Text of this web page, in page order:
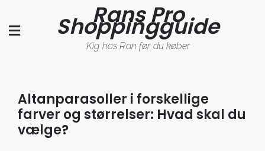
content
Rans Pro
Shoppingguide
Kig hos Ran før du køber
Altanparasoller i forskellige
farver og størrelser: Hvad skal du
vælge?